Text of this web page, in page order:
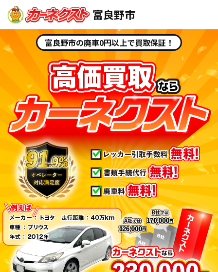
富良野市
富良野市の廃車0円以上で買取保証！